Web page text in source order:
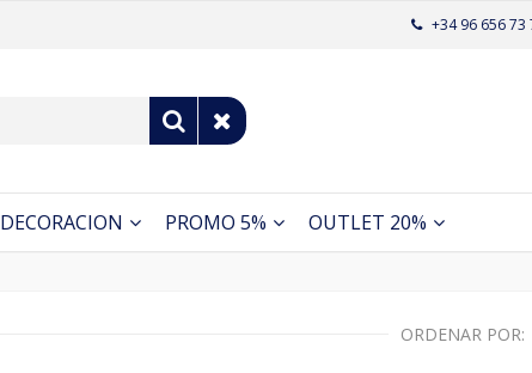
+34 96 656 73
DECORACION PROMO 5% OUTLET 20%
ORDENAR POR: